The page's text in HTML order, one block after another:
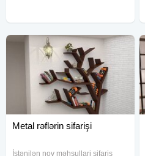
Metal rəflərin sifarişi
İstənilən nov məhsullari sifaris